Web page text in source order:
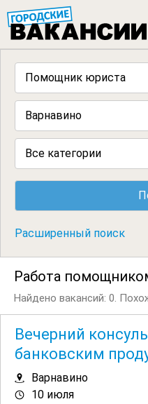
Все категории
Расширенный поиск
Работа
Найдено вакансий: 0.
Вечерний
банковским
Варнавино
10 июля